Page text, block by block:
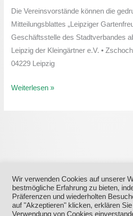
Die Vereinsvorstände können die
Mitteilungsblattes „Leipziger
Geschäftsstelle des Stadtverbandes
Leipzig der Kleingärtner e.V. •
04229 Leipzig
Januar-
Ausgabe
Weiterlesen »
Wir verwenden Cookies auf unserer
bestmögliche Erfahrung zu bieten,
Präferenzen und wiederholten
auf "Akzeptieren" klicken, erklären
Verwendung von Cookies